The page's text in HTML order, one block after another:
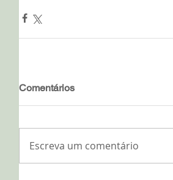
Comentários
Escreva um comentário